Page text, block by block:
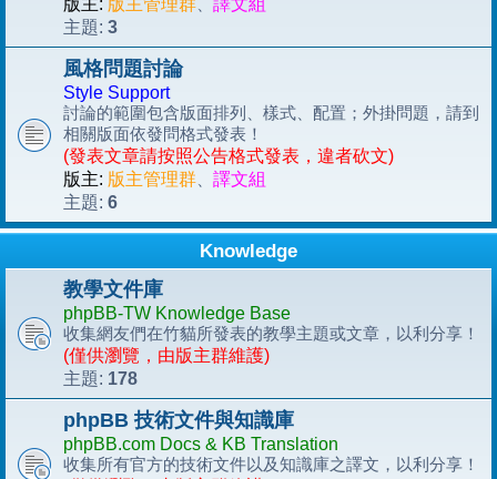
版主: 版主管理群
譯文組
主題: 3
風格問題討論
Style Support
討論的範圍包含版面排列、樣式、配置；外掛問題，請到
相關版面依發問格式發表！
(發表文章請按照公告格式發表，違者砍文)
版主: 版主管理群
譯文組
主題: 6
Knowledge
教學文件庫
phpBB-TW Knowledge Base
收集網友們在竹貓所發表的教學主題或文章，以利分享！
(僅供瀏覽，由版主群維護)
主題: 178
phpBB 技術文件與知識庫
phpBB.com Docs & KB Translation
收集所有官方的技術文件以及知識庫之譯文，以利分享！